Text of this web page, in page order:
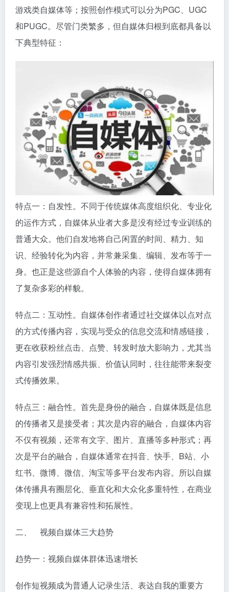
游戏类自媒体等；按照创作模式可以分为PGC、UGC
和PUGC。尽管门类繁多，但自媒体归根到底都具备以
下典型特征：
特点一：自发性。不同于传统媒体高度组织化、专业化
的运作方式，自媒体从业者大多是没有经过专业训练的
普通大众。他们自发地将自己闲置的时间、精力、知
识、经验转化为内容，并常兼采集、编辑、发布等于一
身。也正是这些源自个人体验的内容，使得自媒体拥有
了复杂多彩的样貌。
特点二：互动性。自媒体创作者通过社交媒体以点对点
的方式传播内容，实现与受众的信息交流和情感链接，
更在收获粉丝点击、点赞、转发时放大影响力，尤其当
内容引发强烈情感共振、价值认同时，往往能带来裂变
式传播效果。
特点三：融合性。首先是身份的融合，自媒体既是信息
的传播者又是接受者；其次是内容的融合，自媒体内容
不仅有视频，还常有文字、图片、直播等多种形式；再
次是平台的融合，自媒体通常在抖音、快手、B站、小
红书、微博、微信、淘宝等多平台发布内容。所以自媒
体传播具有圈层化、垂直化和大众化多重特性，在商业
变现上也更具有兼容性和拓展性。
二、 视频自媒体三大趋势
趋势一：视频自媒体群体迅速增长
创作短视频成为普通人记录生活、表达自我的重要方